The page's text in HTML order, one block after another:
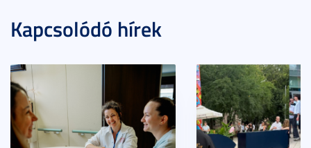
Kapcsolódó hírek